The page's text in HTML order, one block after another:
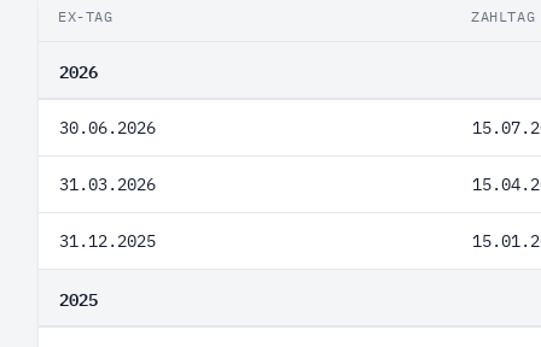
EX-TAG ZAHLTAG
2026
30.06.2026
31.03.2026
31.12.2025
2025